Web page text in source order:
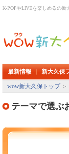
K-POPやLIVEを楽しめるの新
最新情報 新大久保
wow新大久保トップ＞
テーマで選ぶ